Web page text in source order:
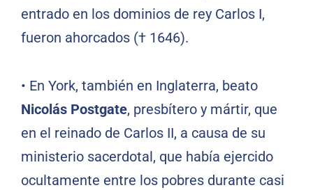
entrado en los dominios de rey Carlos I,
fueron ahorcados († 1646).
• En York, también en Inglaterra, beato
Nicolás Postgate, presbítero y mártir, que
en el reinado de Carlos II, a causa de su
ministerio sacerdotal, que había ejercido
ocultamente entre los pobres durante casi